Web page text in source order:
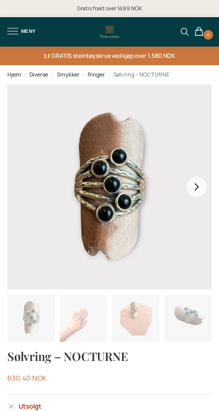
Gratis frakt over 1499 NOK
MENY
0
GRATISsteintøyskrus ved kjøp over 1.580 NOK
Hjem / Diverse / Smykker / Ringer / Sølvring – NOCTURNE
Sølvring – NOCTURNE
630,40NOK
Utsolgt